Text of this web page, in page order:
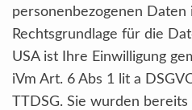
personenbezogenen Daten
Rechtsgrundlage für die
USA ist Ihre Einwilligung
iVm Art. 6 Abs 1 lit a
TTDSG. Sie wurden